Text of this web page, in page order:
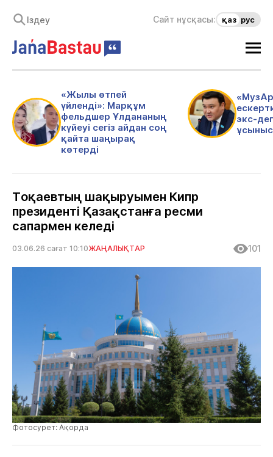
Сайт нұсқасы: қаз рус
«Жылы өтпей
үйленді»: Марқұм
фельдшер Ұлдананың
күйеуі сегіз айдан соң
қайта шаңырақ
көтерді
экс-
Тоқаевтың шақыруымен Кипр
президенті Қазақстанға ресми
сапармен келеді
03.06.26 сағат 10:10ЖАҢАЛЫҚТАР 101
Фотосурет: Ақорда